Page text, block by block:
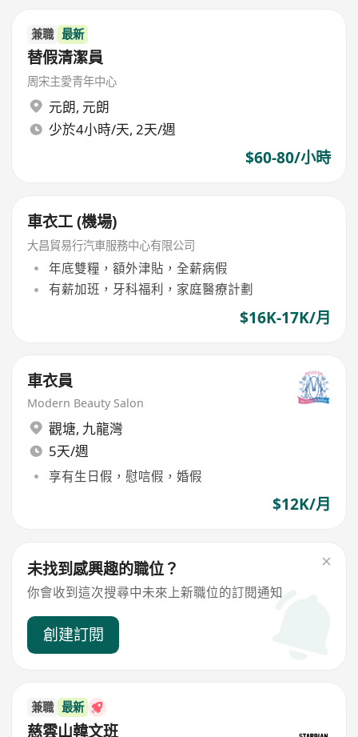
兼職 最新
替假清潔員
周宋主愛青年中心
元朗, 元朗
少於4小時/天, 2天/週
$60-80/小時
車衣工 (機場)
大昌貿易行汽車服務中心有限公司
年底雙糧，額外津貼，全薪病假
有薪加班，牙科福利，家庭醫療計劃
$16K-17K/月
車衣員
Modern Beauty Salon
觀塘, 九龍灣
5天/週
享有生日假，慰唁假，婚假
$12K/月
未找到感興趣的職位？
你會收到這次搜尋中未來上新職位的訂閱通知
創建訂閱
兼職 最新
慈雲山韓文班